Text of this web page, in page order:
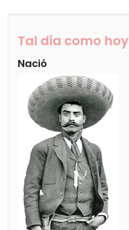
Tal día como hoy
Nació